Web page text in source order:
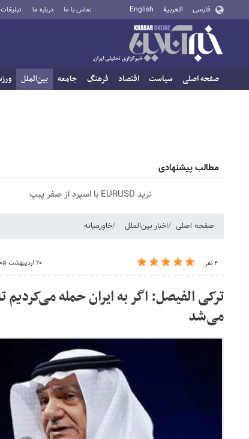
فارسی العربية English تماس با ما درباره ما تبلیغات
صفحه اصلی سیاست اقتصاد فرهنگ جامعه بین‌الملل
مطالب پیشنهادی
ترید EURUSD با اسپرد از صفر پیپ
صفحه اصلی اخبار بین‌الملل خاورمیانه
۲ نفر ۲۰ اردیبهشت ۱۴۰۵ - ۱۵:۴۵
ترکی الفیصل: اگر به ایران حمله
می‌شد